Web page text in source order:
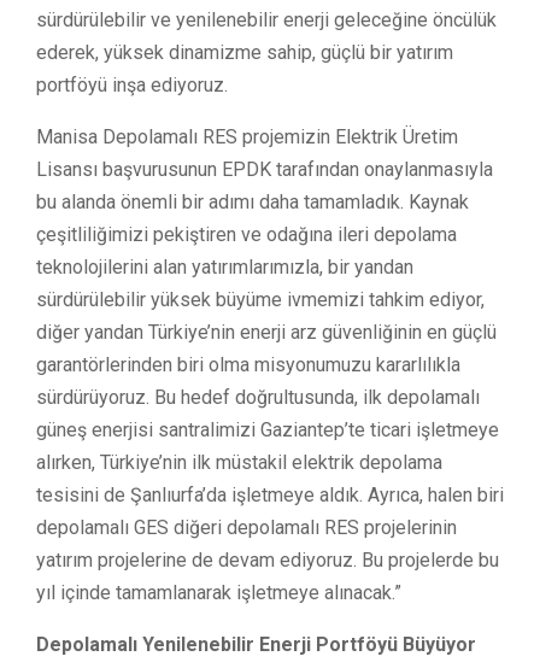
sürdürülebilir ve yenilenebilir enerji geleceğine öncülük
ederek, yüksek dinamizme sahip, güçlü bir yatırım
portföyü inşa ediyoruz.
Manisa Depolamalı RES projemizin Elektrik Üretim
Lisansı başvurusunun EPDK tarafından onaylanmasıyla
bu alanda önemli bir adımı daha tamamladık. Kaynak
çeşitliliğimizi pekiştiren ve odağına ileri depolama
teknolojilerini alan yatırımlarımızla, bir yandan
sürdürülebilir yüksek büyüme ivmemizi tahkim ediyor,
diğer yandan Türkiye’nin enerji arz güvenliğinin en güçlü
garantörlerinden biri olma misyonumuzu kararlılıkla
sürdürüyoruz. Bu hedef doğrultusunda, ilk depolamalı
güneş enerjisi santralimizi Gaziantep’te ticari işletmeye
alırken, Türkiye’nin ilk müstakil elektrik depolama
tesisini de Şanlıurfa’da işletmeye aldık. Ayrıca, halen biri
depolamalı GES diğeri depolamalı RES projelerinin
yatırım projelerine de devam ediyoruz. Bu projelerde bu
yıl içinde tamamlanarak işletmeye alınacak.”
Depolamalı Yenilenebilir Enerji Portföyü Büyüyor